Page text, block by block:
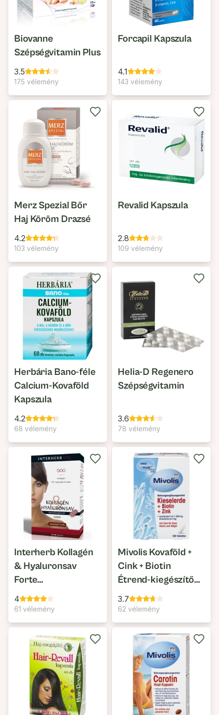
Biovanne
Szépségvitamin Plus
3.5
175 vélemény
Forcapil Kapszula
4.1
143 vélemény
Merz Spezial Bőr
Haj Köröm Drazsé
4.2
103 vélemény
Revalid Kapszula
2.8
109 vélemény
Herbária Bano-féle
Calcium-Kovaföld
Kapszula
4.2
68 vélemény
Helia-D Regenero
Szépségvitamin
3.6
78 vélemény
Interherb Kollagén
& Hyaluronsav
Forte
Szépségformula
4
61 vélemény
Mivolis Kovaföld +
Cink + Biotin
Étrend-kiegészítő
Tabletta
3.7
62 vélemény